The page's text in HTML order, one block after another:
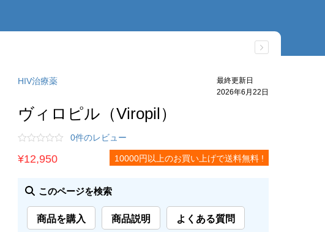
HIV治療薬
最終更新日
2026年6月22日
ヴィロピル（Viropil）
0件のレビュー
¥12,950 10000円以上のお買い上げで送料無料 !
このページを検索
商品を購入 商品説明 よくある質問